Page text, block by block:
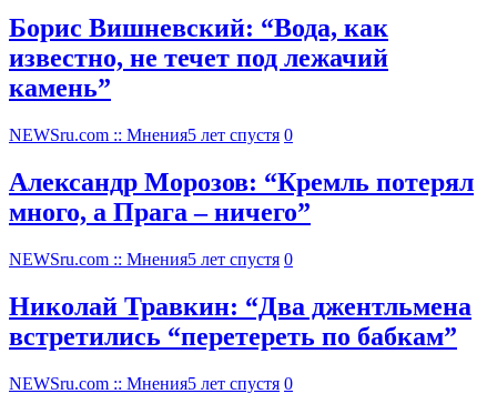
Борис Вишневский: “Вода, как
известно, не течет под лежачий
камень”
NEWSru.com :: Мнения5 лет спустя 0
Александр Морозов: “Кремль потерял
много, а Прага – ничего”
NEWSru.com :: Мнения5 лет спустя 0
Николай Травкин: “Два джентльмена
встретились “перетереть по бабкам”
NEWSru.com :: Мнения5 лет спустя 0